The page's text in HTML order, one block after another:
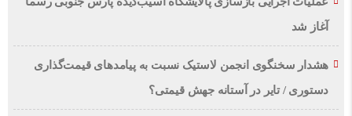
آغاز شد
هشدار سخنگوی انجمن لاستیک نسبت به پیامدهای قیمت‌گذاری
دستوری / تایر در آستانه جهش قیمتی؟